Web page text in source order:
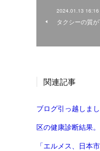
2024.01.13 16:16
タクシーの質が
関連記事
ブログ引っ越しまし
区の健康診断結果。
「エルメス、日本